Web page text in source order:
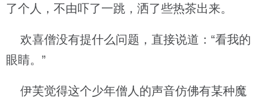
了个人，不由吓了一跳，洒了些热茶出来。
欢喜僧没有提什么问题，直接说道：“看我的
眼睛。”
伊芙觉得这个少年僧人的声音仿佛有某种魔